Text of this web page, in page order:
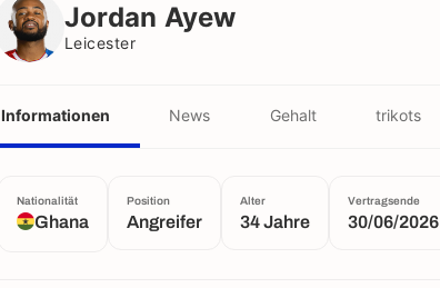
Jordan Ayew
Leicester
Informationen News Gehalt trikots
Nationalität
Ghana
Position
Angreifer
Alter
34 Jahre
Vertragsende
30/06/2026